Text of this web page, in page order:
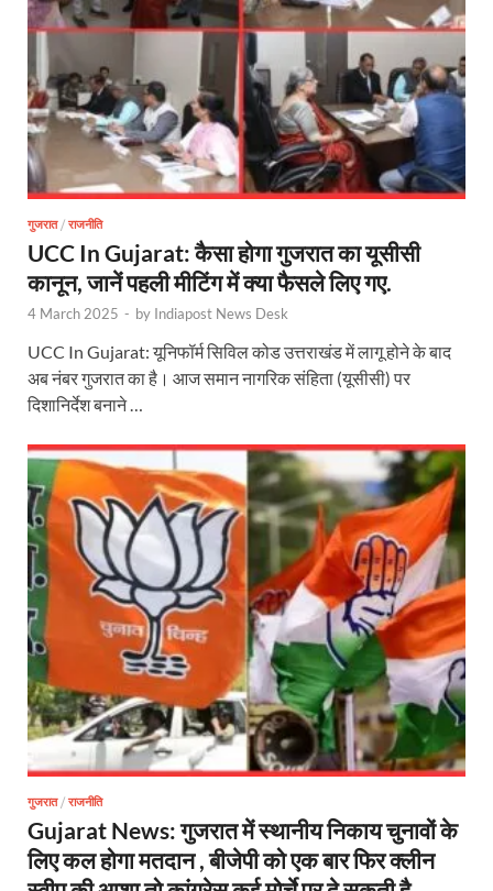
गुजरात/ राजनीति
UCC In Gujarat: कैसा होगा गुजरात का यूसीसी
कानून, जानें पहली मीटिंग में क्या फैसले लिए गए.
4 March 2025 - by Indiapost News Desk
UCC In Gujarat: यूनिफॉर्म सिविल कोड उत्तराखंड में लागू होने के बाद
अब नंबर गुजरात का है। आज समान नागरिक संहिता (यूसीसी) पर
दिशानिर्देश बनाने …
गुजरात/ राजनीति
Gujarat News: गुजरात में स्थानीय निकाय चुनावों के
लिए कल होगा मतदान , बीजेपी को एक बार फिर क्लीन